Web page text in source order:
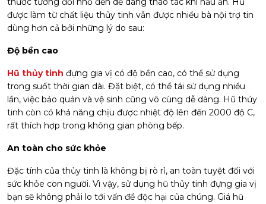
được làm từ chất liệu thủy tinh vẫn được nhiều bà nội trợ tin
dùng hơn cả bởi những lý do sau:
Độ bền cao
Hũ thủy tinh đựng gia vị có độ bền cao, có thể sử dụng
trong suốt thời gian dài. Đặt biệt, có thể tái sử dụng nhiều
lần, việc bảo quản và vệ sinh cũng vô cùng dễ dàng. Hũ thủy
tinh còn có khả năng chịu được nhiệt độ lên đến 2000 độ C,
rất thích hợp trong không gian phòng bếp.
An toàn cho sức khỏe
Đặc tính của thủy tinh là không bị rò rỉ, an toàn tuyệt đối với
sức khỏe con người. Vì vậy, sử dụng hũ thủy tinh đựng gia vị
bạn sẽ không phải lo tới vấn đề độc hại của chúng. Giá hũ